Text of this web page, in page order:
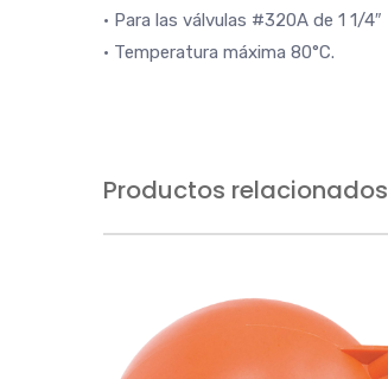
• Para las válvulas #320A de 1 1/4″
• Temperatura máxima 80°C.
Productos relacionados